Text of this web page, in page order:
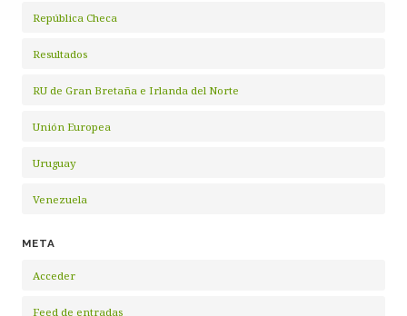
República Checa
Resultados
RU de Gran Bretaña e Irlanda del Norte
Unión Europea
Uruguay
Venezuela
META
Acceder
Feed de entradas